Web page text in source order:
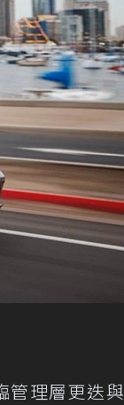
管理層更迭與